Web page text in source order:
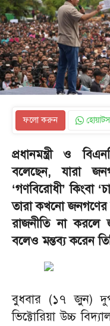
ফলো করুন
প্রধানমন্ত্রী ও
বলেছেন, যারা
‘গণবিরোধী’ কিংবা
তারা কখনো জনগণের
রাজনীতি না করলে
বলেও মন্তব্য করেন
বুধবার (১৭ জুন)
ভিক্টোরিয়া উচ্চ